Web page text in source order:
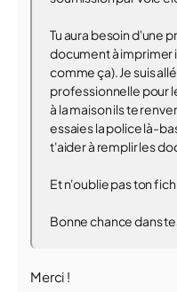
Tu aura besoin d'une
document à imprimer
comme ça). Je suis
professionnelle pour
à la maison ils te
essaies la police là-
t'aider à remplir les
Et n'oublie pas ton
Bonne chance dans
Merci !